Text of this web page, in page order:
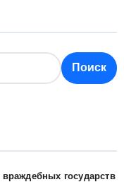
Поиск
государств